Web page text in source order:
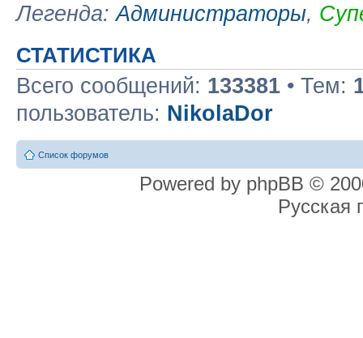
Легенда:Администраторы,
СТАТИСТИКА
Всего сообщений: 133381 • Тем:
пользователь: NikolaDor
Список форумов
Powered by phpBB ©
Русская